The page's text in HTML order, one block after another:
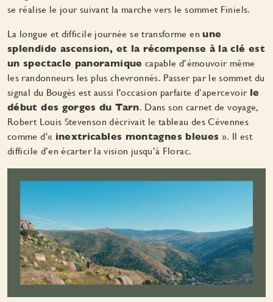
se réalise le jour suivant la marche vers le sommet Finiels.
La longue et difficile journée se transforme enune
splendide ascension, et la récompense à la clé est
un spectacle panoramique capable d’émouvoir même
les randonneurs les plus chevronnés. Passer par le sommet du
signal du Bougès est aussi l'occasion parfaite d’apercevoir le
début des gorges du Tarn. Dans son carnet de voyage,
Robert Louis Stevenson décrivait le tableau des Cévennes
comme d'« inextricables montagnes bleues ». Il est
difficile d’en écarter la vision jusqu’à Florac.